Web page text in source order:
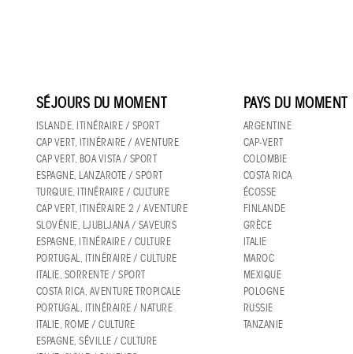
SÉJOURS DU MOMENT
ISLANDE, ITINÉRAIRE / SPORT
CAP VERT, ITINÉRAIRE / AVENTURE
CAP VERT, BOA VISTA / SPORT
ESPAGNE, LANZAROTE / SPORT
TURQUIE, ITINÉRAIRE / CULTURE
CAP VERT, ITINÉRAIRE 2 / AVENTURE
SLOVÉNIE, LJUBLJANA / SAVEURS
ESPAGNE, ITINÉRAIRE / CULTURE
PORTUGAL, ITINÉRAIRE / CULTURE
ITALIE, SORRENTE / SPORT
COSTA RICA, AVENTURE TROPICALE
PORTUGAL, ITINÉRAIRE / NATURE
ITALIE, ROME / CULTURE
ESPAGNE, SÉVILLE / CULTURE
PAYS DU MOMENT
ARGENTINE
CAP-VERT
COLOMBIE
COSTA RICA
ÉCOSSE
FINLANDE
GRÈCE
ITALIE
MAROC
MEXIQUE
POLOGNE
RUSSIE
TANZANIE